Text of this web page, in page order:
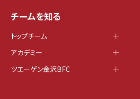
チームを知る
トップチーム
アカデミー
ツエーゲン金沢BFC